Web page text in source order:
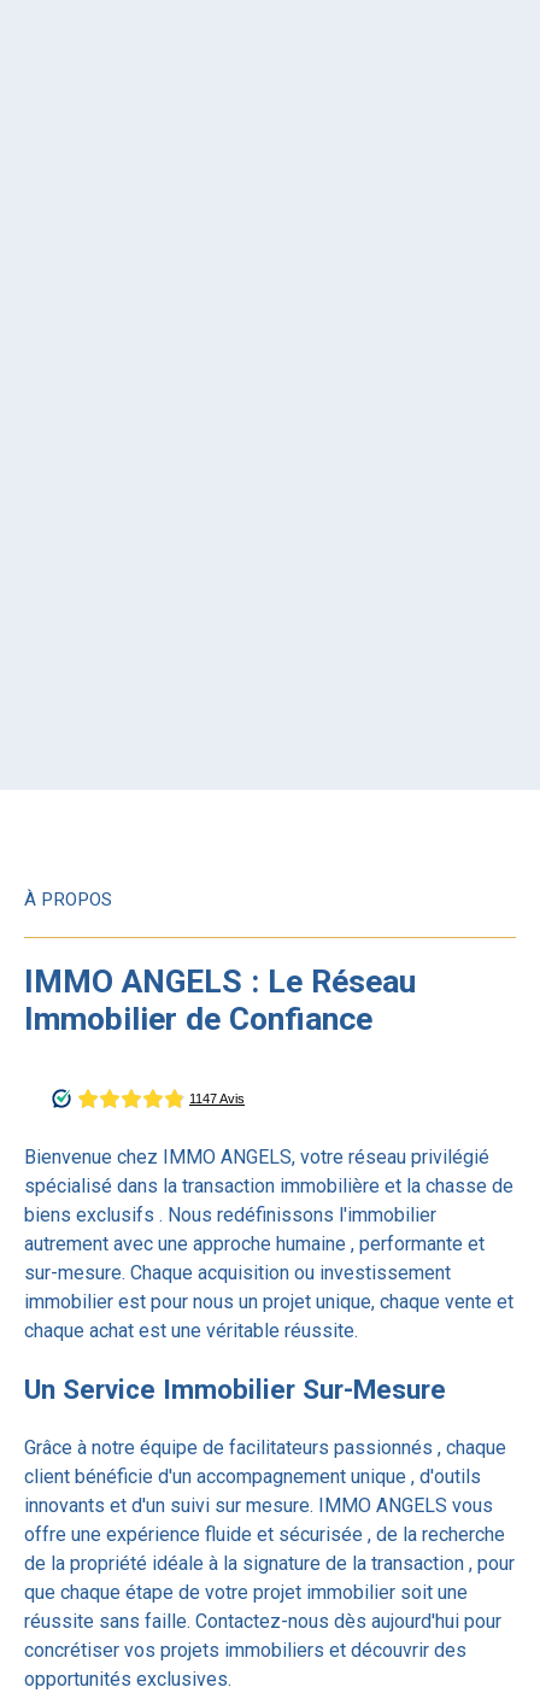
À PROPOS
IMMO ANGELS : Le Réseau
Immobilier de Confiance
Bienvenue chez IMMO ANGELS, votre réseau privilégié
spécialisé dans la transaction immobilière et la chasse de
biens exclusifs . Nous redéfinissons l'immobilier
autrement avec une approche humaine , performante et
sur-mesure. Chaque acquisition ou investissement
immobilier est pour nous un projet unique, chaque vente et
chaque achat est une véritable réussite.
Un Service Immobilier Sur-Mesure
Grâce à notre équipe de facilitateurs passionnés , chaque
client bénéficie d'un accompagnement unique , d'outils
innovants et d'un suivi sur mesure. IMMO ANGELS vous
offre une expérience fluide et sécurisée , de la recherche
de la propriété idéale à la signature de la transaction , pour
que chaque étape de votre projet immobilier soit une
réussite sans faille. Contactez-nous dès aujourd'hui pour
concrétiser vos projets immobiliers et découvrir des
opportunités exclusives.